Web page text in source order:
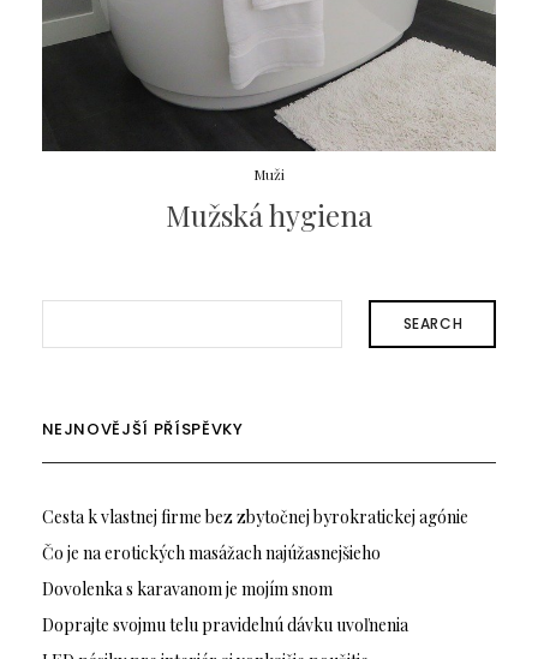
Muži
Mužská hygiena
SEARCH
NEJNOVĚJŠÍ PŘÍSPĚVKY
Cesta k vlastnej firme bez zbytočnej byrokratickej agónie
Čo je na erotických masážach najúžasnejšieho
Dovolenka s karavanom je mojím snom
Doprajte svojmu telu pravidelnú dávku uvoľnenia